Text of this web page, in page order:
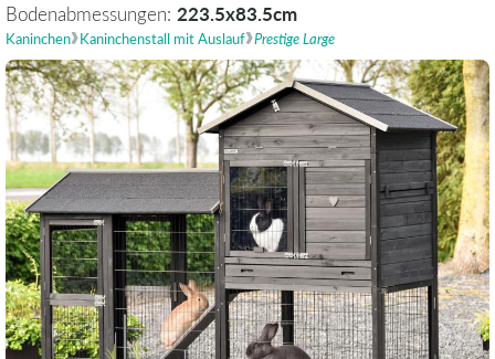
Bodenabmessungen: 223.5x83.5cm
Kaninchen Kaninchenstall mit Auslauf Prestige Large